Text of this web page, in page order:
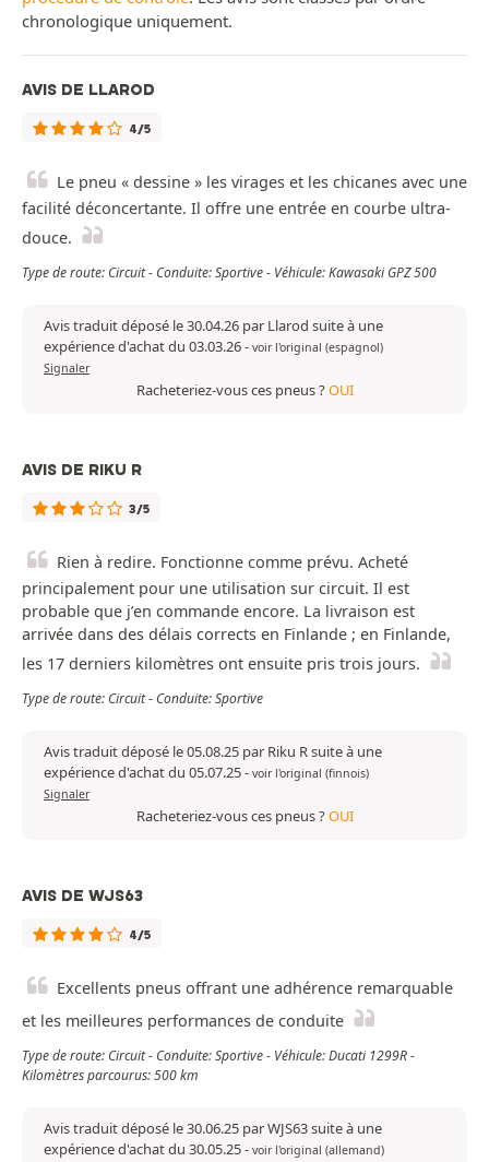
chronologique uniquement.
AVIS DE LLAROD
4/5
Le pneu « dessine » les virages et les chicanes avec une
facilité déconcertante. Il offre une entrée en courbe ultra-
douce.
Type de route: Circuit - Conduite: Sportive - Véhicule: Kawasaki GPZ 500
Avis traduit déposé le 30.04.26 par Llarod suite à une
expérience d'achat du 03.03.26- voir l'original (espagnol)
Signaler
Racheteriez-vous ces pneus ?OUI
AVIS DE RIKU R
3/5
Rien à redire. Fonctionne comme prévu. Acheté
principalement pour une utilisation sur circuit. Il est
probable que j’en commande encore. La livraison est
arrivée dans des délais corrects en Finlande ; en Finlande,
les 17 derniers kilomètres ont ensuite pris trois jours.
Type de route: Circuit - Conduite: Sportive
Avis traduit déposé le 05.08.25 par Riku R suite à une
expérience d'achat du 05.07.25- voir l'original (finnois)
Signaler
Racheteriez-vous ces pneus ?OUI
AVIS DE WJS63
4/5
Excellents pneus offrant une adhérence remarquable
et les meilleures performances de conduite
Type de route: Circuit - Conduite: Sportive - Véhicule: Ducati 1299R -
Kilomètres parcourus: 500 km
Avis traduit déposé le 30.06.25 par WJS63 suite à une
expérience d'achat du 30.05.25- voir l'original (allemand)